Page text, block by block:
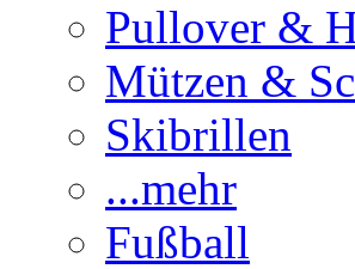
Pullover &
Mützen &
Skibrillen
...mehr
Fußball